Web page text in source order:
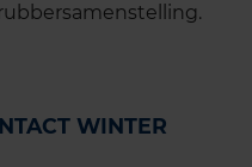
WINTER